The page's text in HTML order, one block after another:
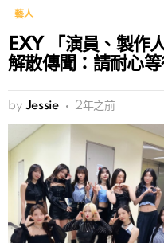
藝人
EXY 「演員、製作
解散傳聞：請耐心
by Jessie 2年之前